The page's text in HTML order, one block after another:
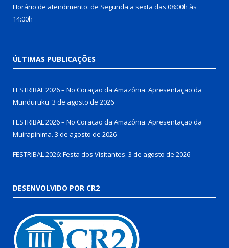
Horário de atendimento: de Segunda a sexta das 08:00h às
14:00h
ÚLTIMAS PUBLICAÇÕES
FESTRIBAL 2026 – No Coração da Amazônia. Apresentação da
Munduruku. 3 de agosto de 2026
FESTRIBAL 2026 – No Coração da Amazônia. Apresentação da
Muirapinima. 3 de agosto de 2026
FESTRIBAL 2026: Festa dos Visitantes. 3 de agosto de 2026
DESENVOLVIDO POR CR2